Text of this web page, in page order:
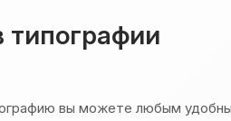
типографии
вы можете любым